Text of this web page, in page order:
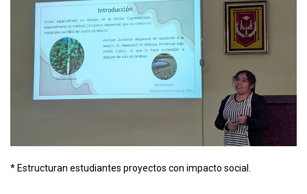
* Estructuran estudiantes proyectos con impacto social.